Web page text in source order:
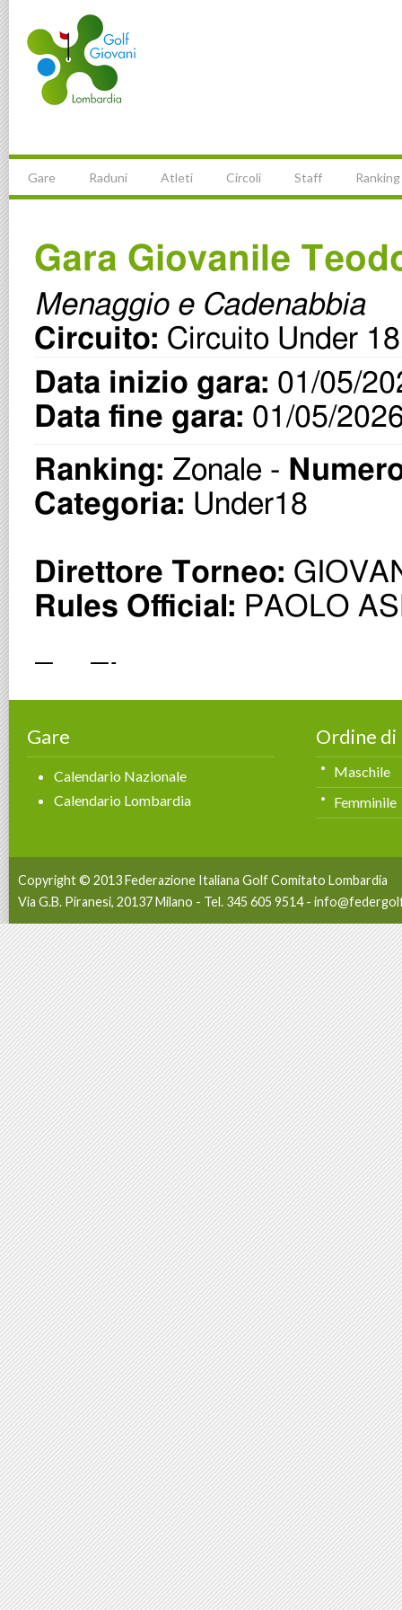
Gare Raduni Atleti Circoli Staff Ranking
Gare
Calendario Nazionale
Calendario Lombardia
Ordine
Maschile
Femminile
Copyright © 2013 Federazione Italiana Golf Comitato Lombardia
Via G.B. Piranesi, 20137 Milano - Tel. 345 605 9514 -